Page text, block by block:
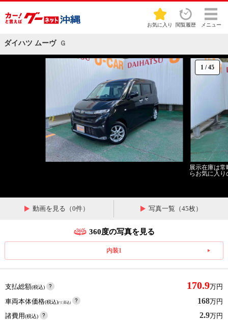
お気に入り 閲覧履歴 メニュー
ダイハツ ムーヴ Ｇ
1 /45
展示在庫は
らお気に入
動画を見る（0件） 写真一覧（45枚）
360度の写真を見る
内装1
支払総額(税込) 170.9万円
車両本体価格(税込)(リ済込) 168万円
諸費用(税込) 2.9万円